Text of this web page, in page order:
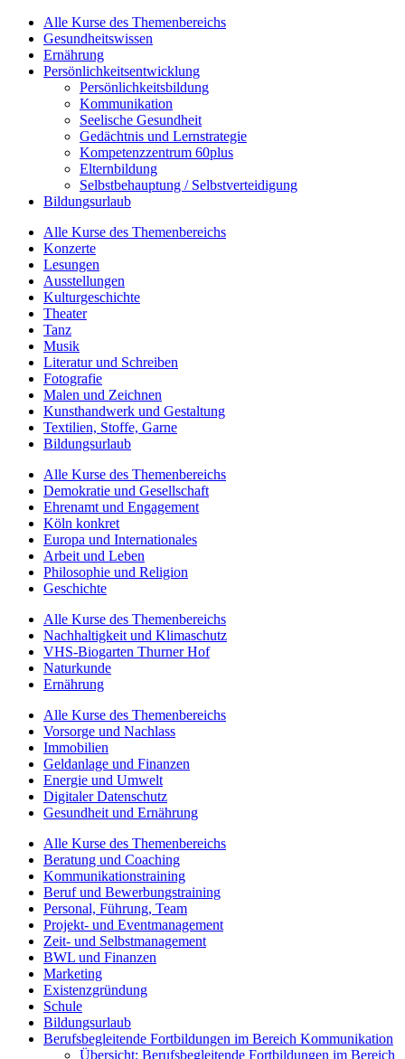
Alle Kurse des Themenbereichs
Gesundheitswissen
Ernährung
Persönlichkeitsentwicklung
Persönlichkeitsbildung
Kommunikation
Seelische Gesundheit
Gedächtnis und Lernstrategie
Kompetenzzentrum 60plus
Elternbildung
Selbstbehauptung / Selbstverteidigung
Bildungsurlaub
Alle Kurse des Themenbereichs
Konzerte
Lesungen
Ausstellungen
Kulturgeschichte
Theater
Tanz
Musik
Literatur und Schreiben
Fotografie
Malen und Zeichnen
Kunsthandwerk und Gestaltung
Textilien, Stoffe, Garne
Bildungsurlaub
Alle Kurse des Themenbereichs
Demokratie und Gesellschaft
Ehrenamt und Engagement
Köln konkret
Europa und Internationales
Arbeit und Leben
Philosophie und Religion
Geschichte
Alle Kurse des Themenbereichs
Nachhaltigkeit und Klimaschutz
VHS-Biogarten Thurner Hof
Naturkunde
Ernährung
Alle Kurse des Themenbereichs
Vorsorge und Nachlass
Immobilien
Geldanlage und Finanzen
Energie und Umwelt
Digitaler Datenschutz
Gesundheit und Ernährung
Alle Kurse des Themenbereichs
Beratung und Coaching
Kommunikationstraining
Beruf und Bewerbungstraining
Personal, Führung, Team
Projekt- und Eventmanagement
Zeit- und Selbstmanagement
BWL und Finanzen
Marketing
Existenzgründung
Schule
Bildungsurlaub
Berufsbegleitende Fortbildungen im Bereich Kommunikation
Übersicht: Berufsbegleitende Fortbildungen im Bereich